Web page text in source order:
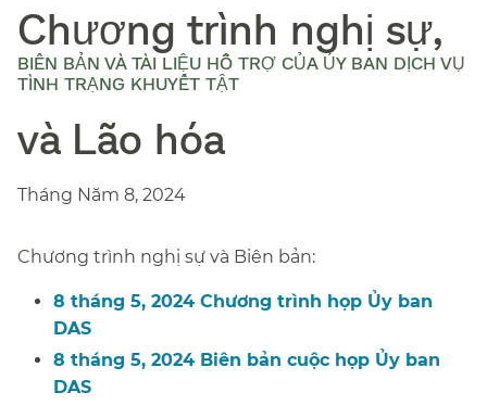
Chương trình nghị sự,
BIÊN BẢN VÀ TÀI LIỆU HỖ TRỢ CỦA ỦY BAN DỊCH VỤ
TÌNH TRẠNG KHUYẾT TẬT
và Lão hóa​​
Tháng Năm 8, 2024​​
Chương trình nghị sự và Biên bản:​​
8 tháng 5, 2024 Chương trình họp Ủy ban
DAS​​
8 tháng 5, 2024 Biên bản cuộc họp Ủy ban
DAS​​